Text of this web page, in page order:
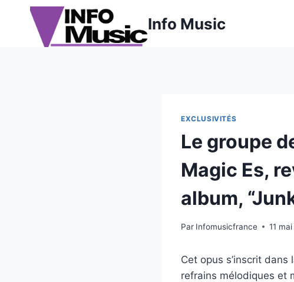
Info Music
EXCLUSIVITÉS
Le groupe
Magic Es,
album,
Par Infomusicfrance 11
Cet opus s’inscrit
refrains mélodiques et